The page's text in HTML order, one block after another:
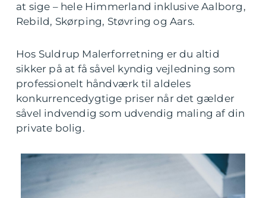
at sige – hele Himmerland inklusive Aalborg,
Rebild, Skørping, Støvring og Aars.
Hos Suldrup Malerforretning er du altid
sikker på at få såvel kyndig vejledning som
professionelt håndværk til aldeles
konkurrencedygtige priser når det gælder
såvel indvendig som udvendig maling af din
private bolig.